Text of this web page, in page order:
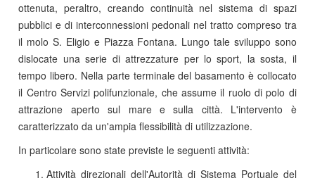
ottenuta, peraltro, creando continuità nel sistema di spazi
pubblici e di interconnessioni pedonali nel tratto compreso tra
il molo S. Eligio e Piazza Fontana. Lungo tale sviluppo sono
dislocate una serie di attrezzature per lo sport, la sosta, il
tempo libero. Nella parte terminale del basamento è collocato
il Centro Servizi polifunzionale, che assume il ruolo di polo di
attrazione aperto sul mare e sulla città. L'intervento è
caratterizzato da un'ampia flessibilità di utilizzazione.
In particolare sono state previste le seguenti attività:
Attività direzionali dell'Autorità di Sistema Portuale del